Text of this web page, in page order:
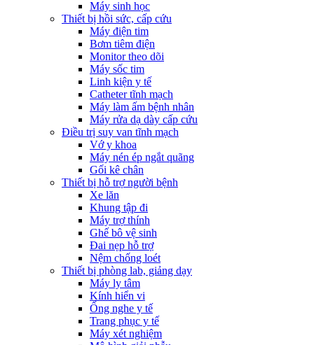
Máy sinh học
Thiết bị hồi sức, cấp cứu
Máy điện tim
Bơm tiêm điện
Monitor theo dõi
Máy sốc tim
Linh kiện y tế
Catheter tĩnh mạch
Máy làm ấm bệnh nhân
Máy rửa dạ dày cấp cứu
Điều trị suy van tĩnh mạch
Vớ y khoa
Máy nén ép ngắt quãng
Gối kê chân
Thiết bị hỗ trợ người bệnh
Xe lăn
Khung tập đi
Máy trợ thính
Ghế bô vệ sinh
Đai nẹp hỗ trợ
Nệm chống loét
Thiết bị phòng lab, giảng dạy
Máy ly tâm
Kính hiển vi
Ống nghe y tế
Trang phục y tế
Máy xét nghiệm